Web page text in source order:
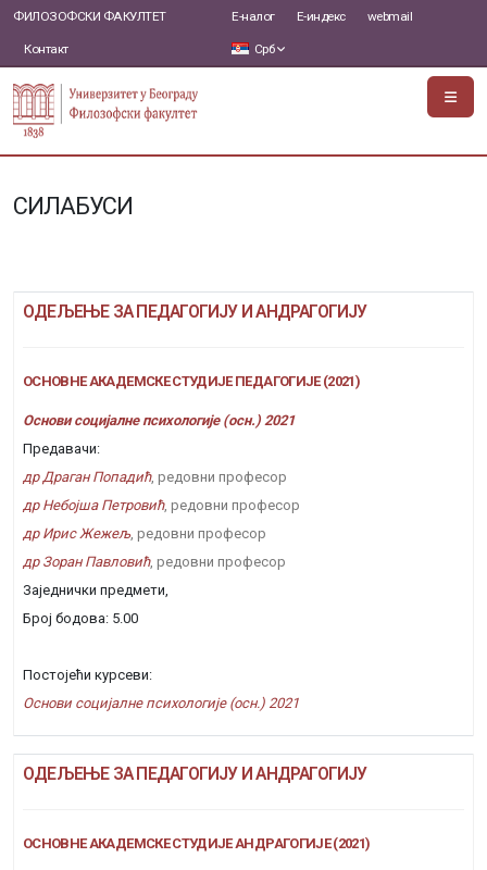
ФИЛОЗОФСКИ ФАКУЛТЕТ
Контакт
Е-налог Е-индекс webmail
Срб
СИЛАБУСИ
ОДЕЉЕЊЕ ЗА ПЕДАГОГИЈУ И АНДРАГОГИЈУ
ОСНОВНЕ АКАДЕМСКЕ СТУДИЈЕ ПЕДАГОГИЈЕ (2021)
Основи социјалне психологије (осн.) 2021
Предавачи:
др Драган Попадић, редовни професор
др Небојша Петровић, редовни професор
др Ирис Жежељ, редовни професор
др Зоран Павловић, редовни професор
Заједнички предмети,
Број бодова: 5.00
Постојећи курсеви:
Основи социјалне психологије (осн.) 2021
ОДЕЉЕЊЕ ЗА ПЕДАГОГИЈУ И АНДРАГОГИЈУ
ОСНОВНЕ АКАДЕМСКЕ СТУДИЈЕ АНДРАГОГИЈЕ (2021)